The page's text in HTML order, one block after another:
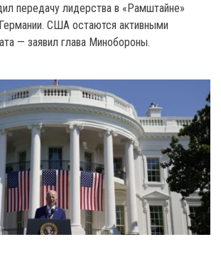
передачу лидерства в «Рамштайне»
США остаются активными
— заявил глава Минобороны.